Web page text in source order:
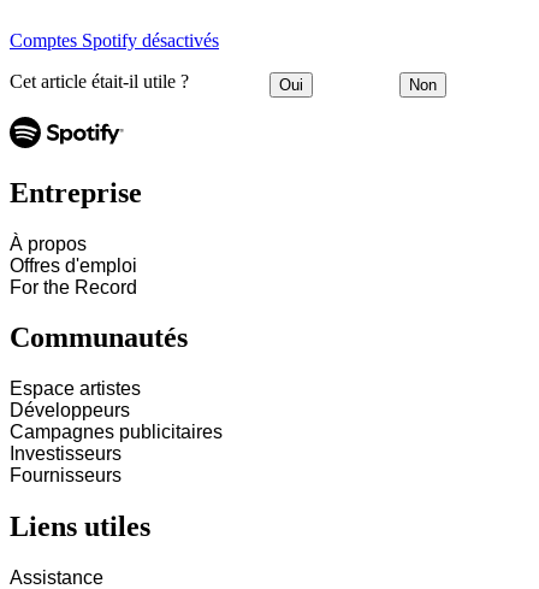
Comptes Spotify désactivés
Cet article était-il utile ? Oui Non
Entreprise
À propos
Offres d'emploi
For the Record
Communautés
Espace artistes
Développeurs
Campagnes publicitaires
Investisseurs
Fournisseurs
Liens utiles
Assistance